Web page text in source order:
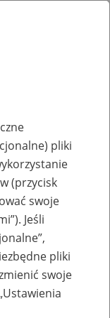
pracy
pliki
(przycisk
swoje
Jeśli
pliki
swoje